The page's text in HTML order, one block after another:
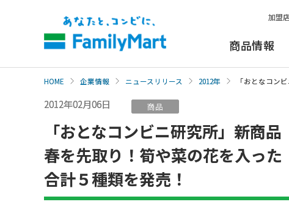
加盟
商品情報
HOME 企業情報 ニュースリリース 2012年 「おとなコン
2012年02月06日 商品
「おとなコンビニ研究所」新商品
春を先取り！筍や菜の花を入っ
合計５種類を発売！